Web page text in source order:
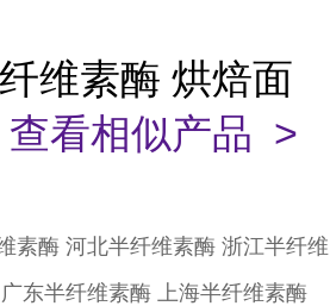
维素酶 烘焙面
查看相似产品 >
素酶 河北半纤维素酶 浙江半纤维
东半纤维素酶 上海半纤维素酶